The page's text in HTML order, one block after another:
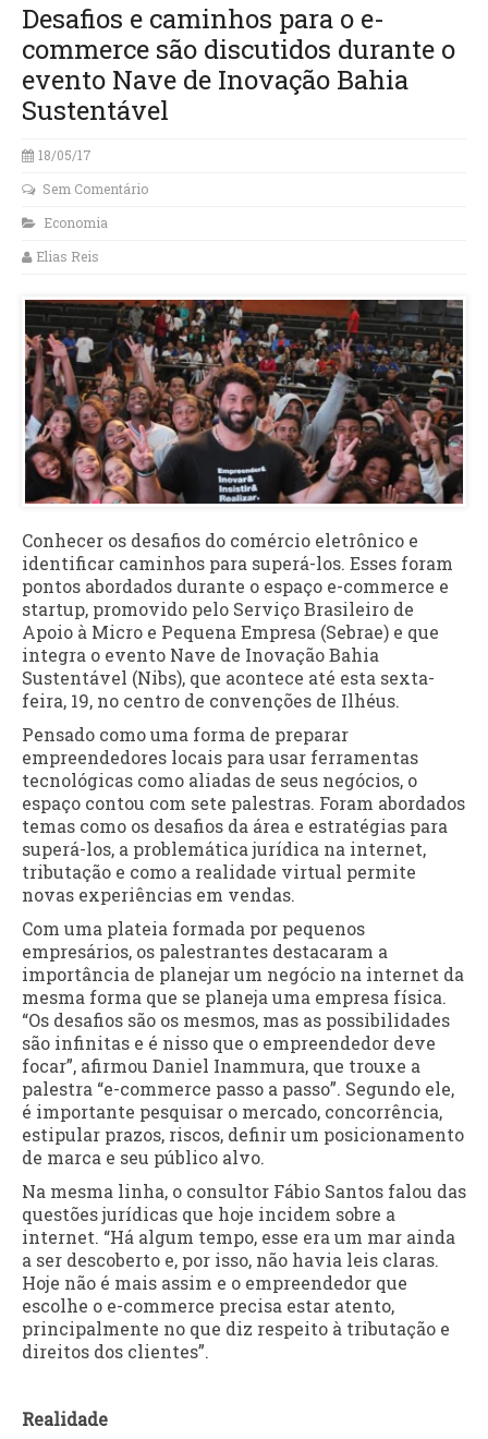
Desafios e caminhos para o e-
commerce são discutidos durante o
evento Nave de Inovação Bahia
Sustentável
18/05/17
Sem Comentário
Economia
Elias Reis
Conhecer os desafios do comércio eletrônico e
identificar caminhos para superá-los. Esses foram
pontos abordados durante o espaço e-commerce e
startup, promovido pelo Serviço Brasileiro de
Apoio à Micro e Pequena Empresa (Sebrae) e que
integra o evento Nave de Inovação Bahia
Sustentável (Nibs), que acontece até esta sexta-
feira, 19, no centro de convenções de Ilhéus.
Pensado como uma forma de preparar
empreendedores locais para usar ferramentas
tecnológicas como aliadas de seus negócios, o
espaço contou com sete palestras. Foram abordados
temas como os desafios da área e estratégias para
superá-los, a problemática jurídica na internet,
tributação e como a realidade virtual permite
novas experiências em vendas.
Com uma plateia formada por pequenos
empresários, os palestrantes destacaram a
importância de planejar um negócio na internet da
mesma forma que se planeja uma empresa física.
“Os desafios são os mesmos, mas as possibilidades
são infinitas e é nisso que o empreendedor deve
focar”, afirmou Daniel Inammura, que trouxe a
palestra “e-commerce passo a passo”. Segundo ele,
é importante pesquisar o mercado, concorrência,
estipular prazos, riscos, definir um posicionamento
de marca e seu público alvo.
Na mesma linha, o consultor Fábio Santos falou das
questões jurídicas que hoje incidem sobre a
internet. “Há algum tempo, esse era um mar ainda
a ser descoberto e, por isso, não havia leis claras.
Hoje não é mais assim e o empreendedor que
escolhe o e-commerce precisa estar atento,
principalmente no que diz respeito à tributação e
direitos dos clientes”.
Realidade